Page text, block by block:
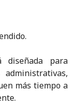
para
más tiempo a